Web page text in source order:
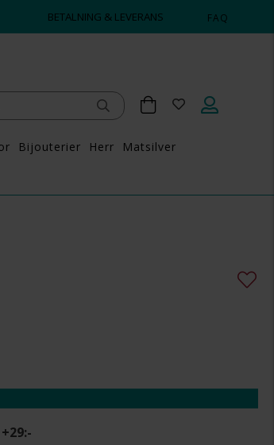
BETALNING & LEVERANS FAQ
Bijouterier Herr
Matsilver
+29:-